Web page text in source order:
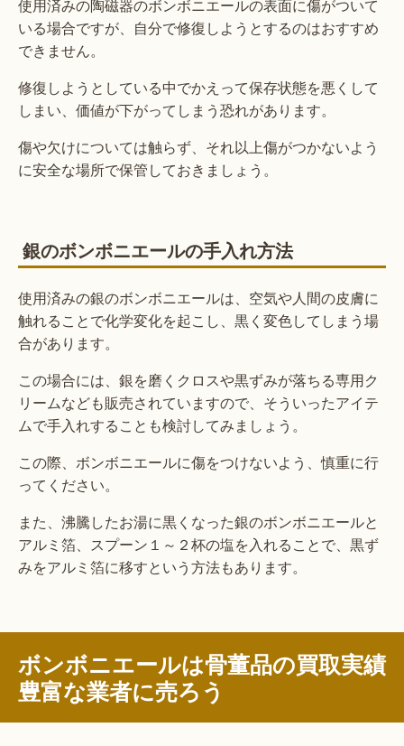
使用済みの陶磁器のボンボニエールの表面に傷がついて
いる場合ですが、自分で修復しようとするのはおすすめ
できません。
修復しようとしている中でかえって保存状態を悪くして
しまい、価値が下がってしまう恐れがあります。
傷や欠けについては触らず、それ以上傷がつかないよう
に安全な場所で保管しておきましょう。
銀のボンボニエールの手入れ方法
使用済みの銀のボンボニエールは、空気や人間の皮膚に
触れることで化学変化を起こし、黒く変色してしまう場
合があります。
この場合には、銀を磨くクロスや黒ずみが落ちる専用ク
リームなども販売されていますので、そういったアイテ
ムで手入れすることも検討してみましょう。
この際、ボンボニエールに傷をつけないよう、慎重に行
ってください。
また、沸騰したお湯に黒くなった銀のボンボニエールと
アルミ箔、スプーン１～２杯の塩を入れることで、黒ず
みをアルミ箔に移すという方法もあります。
ボンボニエールは骨董品の買取実績
豊富な業者に売ろう